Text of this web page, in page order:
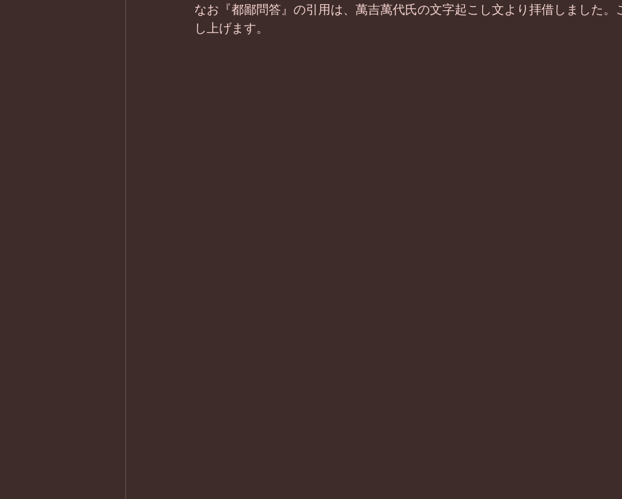
なお『都鄙問答』の引用は、萬吉萬代氏の文字起こし文より拝借しました。
し上げます。